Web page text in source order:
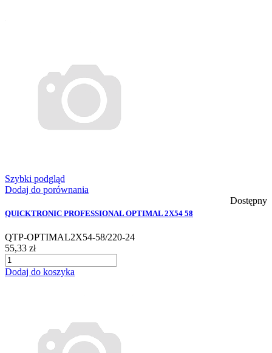
Szybki podgląd
Dodaj do porównania
Dostępny
QUICKTRONIC PROFESSIONAL OPTIMAL 2X54 58
QTP-OPTIMAL2X54-58/220-24
55,33 zł
Dodaj do koszyka